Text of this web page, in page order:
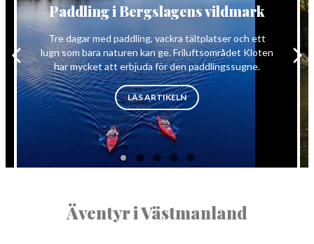
OCH STEN”
Paddling i Bergslagens vildmark
Tre dagar med paddling, vackra tältplatser och ett
lugn som bara naturen kan ge. Friluftsområdet Kloten
har mycket att erbjuda för den paddlingssugne.
LÄS ARTIKELN”PADDLING I BERGSLAGENS
Äventyr i Västmanland